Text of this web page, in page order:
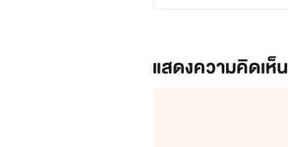
แสดงความคิดเห็น